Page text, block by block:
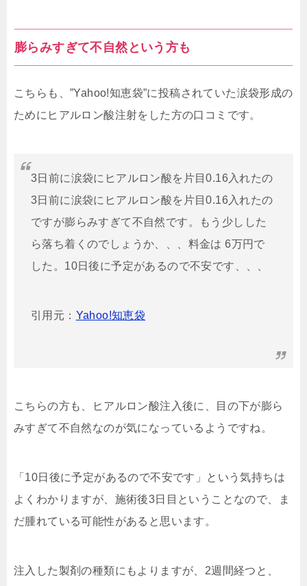
膨らみすぎて不自然という方も
こちらも、”Yahoo!知恵袋”に投稿されていた涙袋形成の
ためにヒアルロン酸注射をした方の口コミです。
3日前に涙袋にヒアルロン酸を片目0.16入れたの
3日前に涙袋にヒアルロン酸を片目0.16入れたの
ですが膨らみすぎて不自然です。もう少しした
ら落ち着くのでしょうか、、、料金は 6万円で
した。10日後に予定があるので不安です、、、
引用元： Yahoo!知恵袋
こちらの方も、ヒアルロン酸注入後に、目の下が膨ら
みすぎて不自然なのが気になっているようですね。
「10日後に予定があるので不安です」という気持ちは
よくわかりますが、施術後3日目ということなので、ま
だ腫れている可能性があると思います。
注入した製剤の種類にもよりますが、2週間経つと、